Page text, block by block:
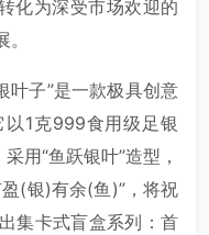
化为深受市场欢迎的
叶子”是一款极具创意
1克999食用级足银
用“鱼跃银叶”造型，
(银)有余(鱼)”，将祝
集卡式盲盒系列：首